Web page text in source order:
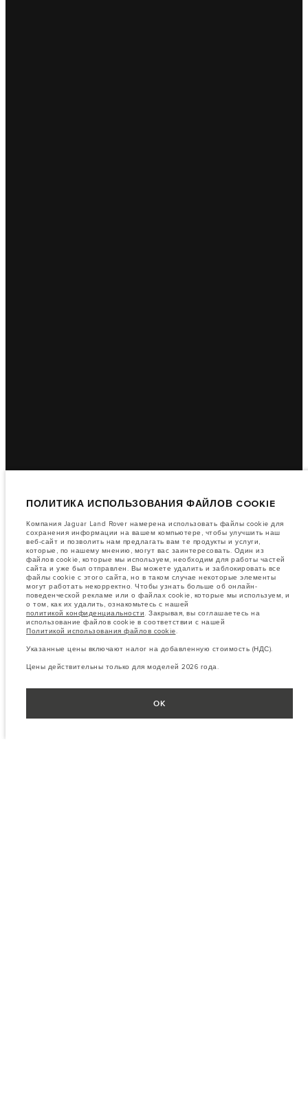
ПОЛИТИКА ИСПОЛЬЗОВАНИЯ ФАЙЛОВ COOKIE
Компания Jaguar Land Rover намерена использовать файлы cookie для
сохранения информации на вашем компьютере, чтобы улучшить наш
веб-сайт и позволить нам предлагать вам те продукты и услуги,
которые, по нашему мнению, могут вас заинтересовать. Один из
файлов cookie, которые мы используем, необходим для работы частей
сайта и уже был отправлен. Вы можете удалить и заблокировать все
файлы cookie с этого сайта, но в таком случае некоторые элементы
могут работать некорректно. Чтобы узнать больше об онлайн-
поведенческой рекламе или о файлах cookie, которые мы используем, и
о том, как их удалить, ознакомьтесь с нашей
политикой конфиденциальности. Закрывая, вы соглашаетесь на
использование файлов cookie в соответствии с нашей
Политикой использования файлов cookie.
Указанные цены включают налог на добавленную стоимость (НДС).
Цены действительны только для моделей 2026 года.
OK